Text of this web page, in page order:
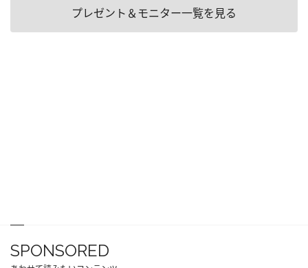
プレゼント＆モニター一覧を見る
SPONSORED